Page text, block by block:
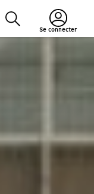
Se connecter